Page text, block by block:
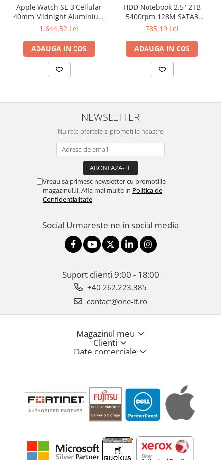
Apple Watch SE 3 Cellular
40mm Midnight Aluminium
Case with Midnight Sport
1.644,52 Lei
ADAUGA IN COS
HDD Notebook 2.5" 2TB
5400rpm 128M SATA3
SEAGATE
785,19 Lei
ADAUGA IN COS
NEWSLETTER
Nu rata ofertele si promotiile noastre
Vreau sa primesc newsletter cu promotiile
magazinului. Afla mai multe in Politica de
Confidentialitate
Social Urmareste-ne in social media
Suport clienti 9:00 - 18:00
+40 262.223.385
contact@one-it.ro
Magazinul meu
Clienti
Date comerciale